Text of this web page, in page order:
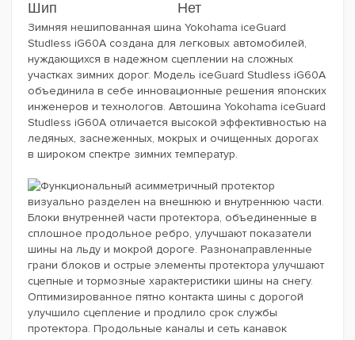
Шип
Нет
Зимняя нешипованная шина Yokohama iceGuard
Studless iG60A создана для легковых автомобилей,
нуждающихся в надежном сцеплении на сложных
участках зимних дорог. Модель iceGuard Studless iG60A
объединила в себе инновационные решения японских
инженеров и технологов. Автошина Yokohama iceGuard
Studless iG60A отличается высокой эффективностью на
ледяных, заснеженных, мокрых и очищенных дорогах
в широком спектре зимних температур.
Функциональный асимметричный протектор
визуально разделен на внешнюю и внутреннюю части.
Блоки внутренней части протектора, объединенные в
сплошное продольное ребро, улучшают показатели
шины на льду и мокрой дороге. Разнонаправленные
грани блоков и острые элементы протектора улучшают
сцепные и тормозные характеристики шины на снегу.
Оптимизированное пятно контакта шины с дорогой
улучшило сцепление и продлило срок службы
протектора. Продольные каналы и сеть канавок